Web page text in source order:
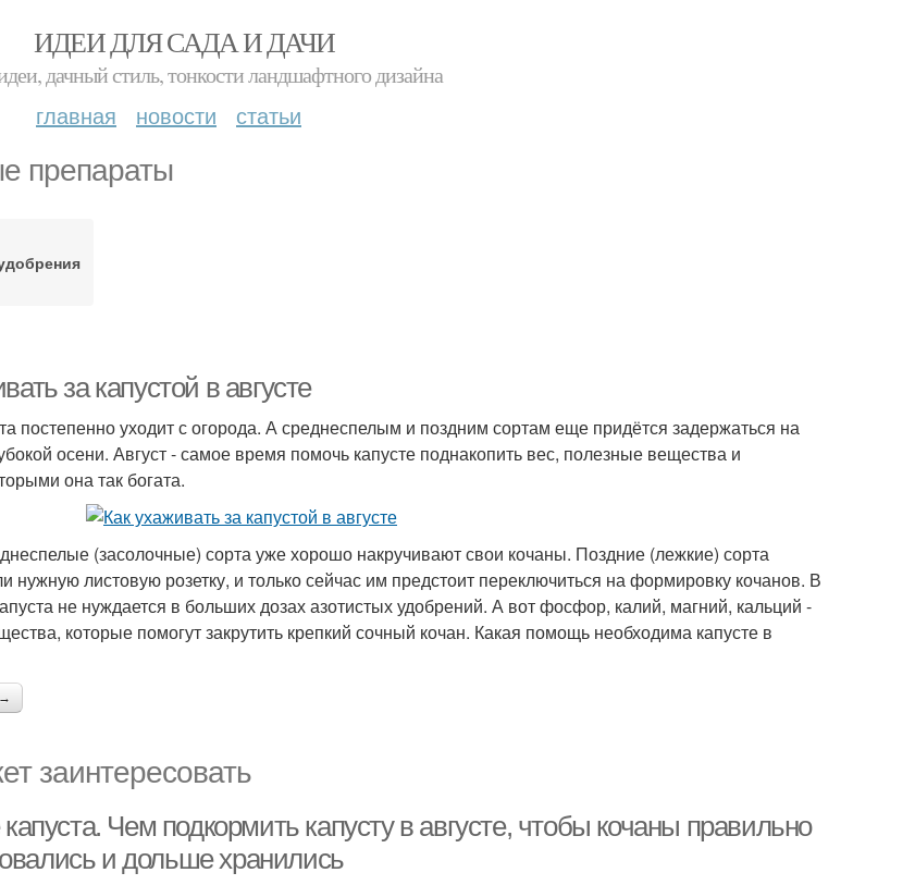
ИДЕИ ДЛЯ САДА И ДАЧИ
дачный стиль, тонкости ландшафтного дизайна
главная новости статьи
препараты
за капустой в августе
постепенно уходит с огорода. А среднеспелым и поздним сортам еще придётся задержаться на
осени. Август - самое время помочь капусте поднакопить вес, полезные вещества и
она так богата.
(засолочные) сорта уже хорошо накручивают свои кочаны. Поздние (лежкие) сорта
нужную листовую розетку, и только сейчас им предстоит переключиться на формировку кочанов. В
не нуждается в больших дозах азотистых удобрений. А вот фосфор, калий, магний, кальций -
которые помогут закрутить крепкий сочный кочан. Какая помощь необходима капусте в
заинтересовать
капуста. Чем подкормить капусту в августе, чтобы кочаны правильно
и дольше хранились